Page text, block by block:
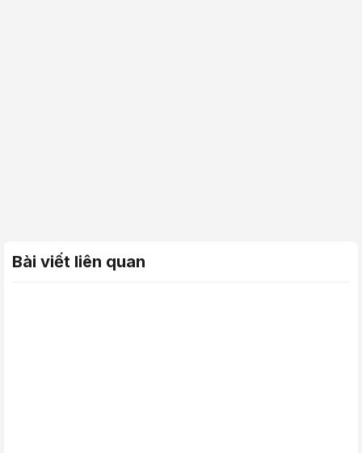
Bài viết liên quan